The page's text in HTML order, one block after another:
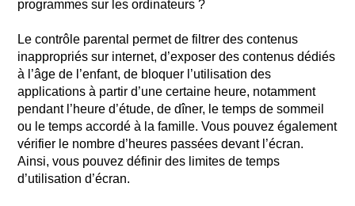
programmes sur les ordinateurs ?
Le contrôle parental permet de filtrer des contenus
inappropriés sur internet, d’exposer des contenus dédiés
à l’âge de l’enfant, de bloquer l’utilisation des
applications à partir d’une certaine heure, notamment
pendant l’heure d’étude, de dîner, le temps de sommeil
ou le temps accordé à la famille. Vous pouvez également
vérifier le nombre d’heures passées devant l’écran.
Ainsi, vous pouvez définir des limites de temps
d’utilisation d’écran.